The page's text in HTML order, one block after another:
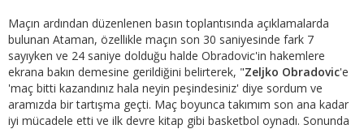
Maçın ardından düzenlenen basın toplantısında açıklamalarda
bulunan Ataman, özellikle maçın son 30 saniyesinde fark 7
sayıyken ve 24 saniye dolduğu halde Obradovic'in hakemlere
ekrana bakın demesine gerildiğini belirterek, "Zeljko Obradovic'e
'maç bitti kazandınız hala neyin peşindesiniz' diye sordum ve
aramızda bir tartışma geçti. Maç boyunca takımım son ana kadar
iyi mücadele etti ve ilk devre kitap gibi basketbol oynadı. Sonunda